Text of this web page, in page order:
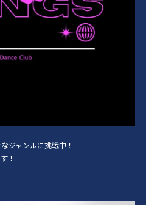
ジャンルに挑戦中！
！